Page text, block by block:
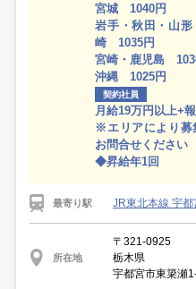
宮城 1040円
岩手・秋田・山
崎 1035円
宮崎・鹿児島
沖縄 1025円
契約社員
月給19万円以上+
※エリアにより募
お問合せください
◆昇給年1回
最寄り駅 JR東北本線 宇都
所在地
〒321-0925
栃木県
宇都宮市東簗瀬